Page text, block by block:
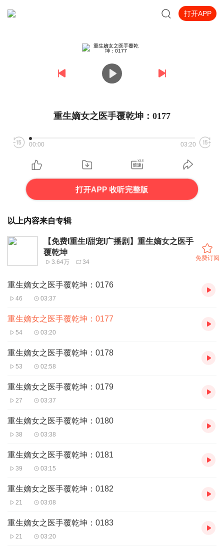
打开APP
重生嫡女之医手覆乾坤：0177
00:00 03:20
打开APP 收听完整版
以上内容来自专辑
【免费I重生I甜宠I广播剧】重生嫡女之医手
覆乾坤
3.64万 34
免费订阅
重生嫡女之医手覆乾坤：0176
46 03:37
重生嫡女之医手覆乾坤：0177
54 03:20
重生嫡女之医手覆乾坤：0178
53 02:58
重生嫡女之医手覆乾坤：0179
27 03:37
重生嫡女之医手覆乾坤：0180
38 03:38
重生嫡女之医手覆乾坤：0181
39 03:15
重生嫡女之医手覆乾坤：0182
21 03:08
重生嫡女之医手覆乾坤：0183
21 03:20